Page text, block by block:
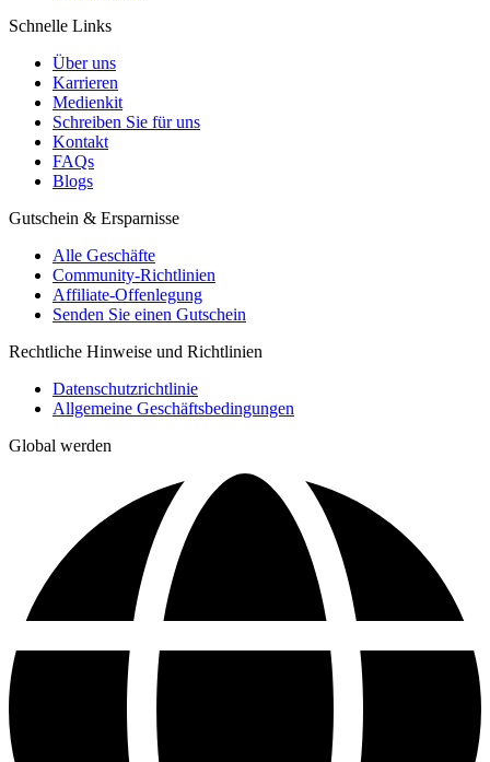
Schnelle Links
Über uns
Karrieren
Medienkit
Schreiben Sie für uns
Kontakt
FAQs
Blogs
Gutschein & Ersparnisse
Alle Geschäfte
Community-Richtlinien
Affiliate-Offenlegung
Senden Sie einen Gutschein
Rechtliche Hinweise und Richtlinien
Datenschutzrichtlinie
Allgemeine Geschäftsbedingungen
Global werden